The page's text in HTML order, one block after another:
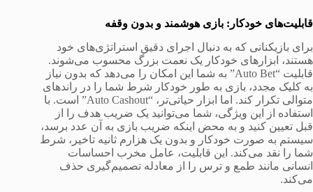
قابلیت‌های خودکار: بازی هوشمند و بدون وقفه
برای بازیکنانی که به دنبال اجرای دقیق استراتژی‌های خود
هستند، ابزارهای خودکار یک نعمت بزرگ محسوب می‌شوند.
قابلیت “Auto Bet” به شما این امکان را می‌دهد که بدون نیاز
به کلیک مجدد، بازی به طور خودکار شرط شما را در راندهای
متوالی تکرار کند. اما ابزار حیاتی‌تر، “Auto Cashout” است. با
استفاده از این ویژگی، شما می‌توانید یک ضریب هدف را از
قبل تعیین کنید و به محض اینکه ضریب بازی به آن عدد برسد،
سیستم به صورت خودکار و بدون یک هزارم ثانیه تاخیر، شرط
شما را نقد می‌کند. این قابلیت، عامل مخرب احساسات
انسانی مانند طمع و ترس را از معادله تصمیم‌گیری حذف
می‌کند.